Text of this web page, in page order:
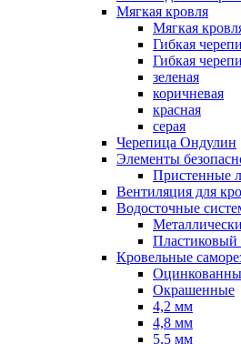
Мягкая кровля
Мягкая
Гибкая
Гибкая
зеленая
коричневая
красная
серая
Черепица Ондулин
Элементы
Пристенные
Вентиляция для
Водосточные
Пластиковый
Кровельные
Окрашенные
4,2 мм
4,8 мм
5,5 мм